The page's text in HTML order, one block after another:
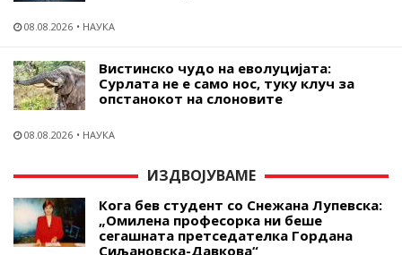
08.08.2026 НАУКА
Вистинско чудо на еволуцијата:
Сурлата не е само нос, туку клуч за
опстанокот на слоновите
08.08.2026 НАУКА
ИЗДВОЈУВАМЕ
Кога бев студент со Снежана Лупевска:
„Омилена професорка ни беше
сегашната претседателка Гордана
Сиљановска-Давкова“